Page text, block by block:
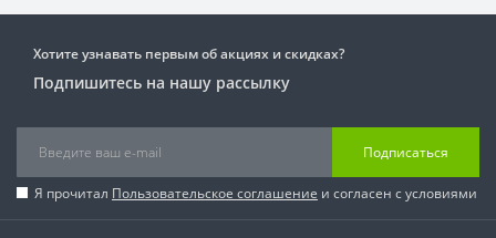
Хотите узнавать первым об акциях и скидках?
Подпишитесь на нашу рассылку
Подписаться
Я прочитал Пользовательское соглашение и согласен с условиями